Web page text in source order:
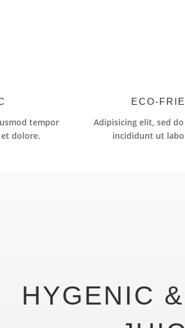
tempor
dolore.
ECO-
Adipisicing elit, sed
incididunt ut
HYGENIC